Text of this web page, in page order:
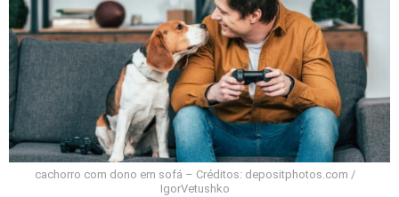
cachorro com dono em sofá – Créditos: depositphotos.com /
IgorVetushko